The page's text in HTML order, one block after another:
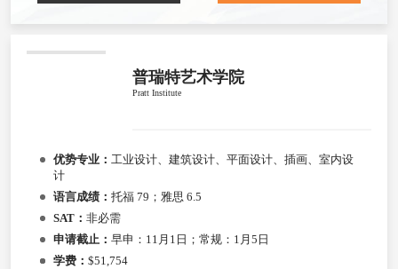
普瑞特艺术学院
Pratt Institute
优势专业： 工业设计、建筑设计、平面设计、插画、室内设
计
语言成绩： 托福 79；雅思 6.5
SAT： 非必需
申请截止： 早申：11月1日；常规：1月5日
学费： $51,754